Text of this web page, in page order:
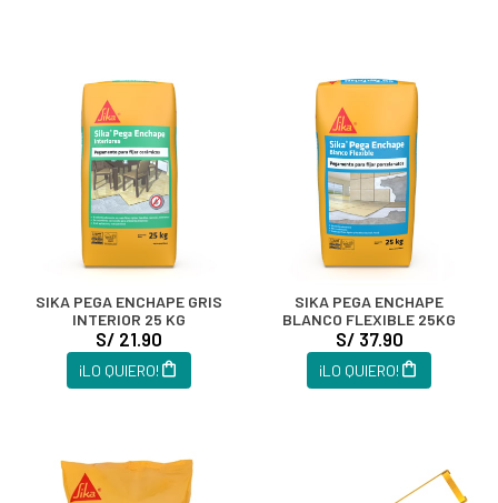
SIKA PEGA ENCHAPE GRIS
INTERIOR 25 KG
S/ 21.90
¡LO QUIERO!
SIKA PEGA ENCHAPE
BLANCO FLEXIBLE 25KG
S/ 37.90
¡LO QUIERO!